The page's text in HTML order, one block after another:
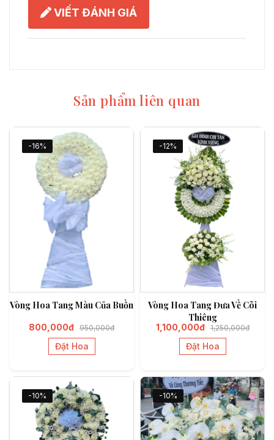
VIẾT ĐÁNH GIÁ
Sản phẩm liên quan
-16%
Vòng Hoa Tang Màu Của Buồn
800,000đ 950,000đ
Đặt Hoa
-12%
Vòng Hoa Tang Đưa Về Cõi
Thiêng
1,100,000đ 1,250,000đ
Đặt Hoa
-10% -10%